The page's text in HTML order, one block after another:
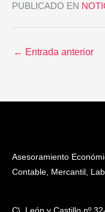
PUBLICADO EN
← Entrada anterior
Asesoramiento
Contable, Mercantil,
C\. León y Castillo nº